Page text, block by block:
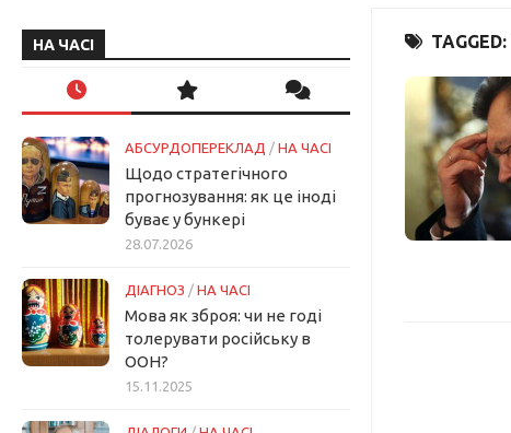
TAGGED:
НА ЧАСІ
АБСУРДОПЕРЕКЛАД / НА ЧАСІ
Щодо стратегічного
прогнозування: як це іноді
буває у бункері
28.07.2026
ДІАГНОЗ / НА ЧАСІ
Мова як зброя: чи не годі
толерувати російську в
ООН?
15.11.2025